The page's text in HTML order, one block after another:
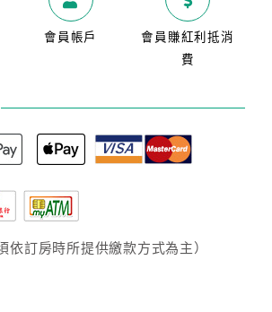
會員帳戶
會員賺紅利抵消
費
依訂房時所提供繳款方式為主）